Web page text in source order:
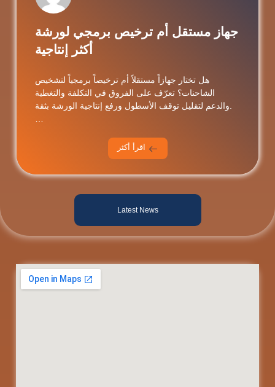
جهاز مستقل أم ترخيص برمجي لورشة
أكثر إنتاجية
هل تختار جهازاً مستقلاً أم ترخيصاً برمجياً لتشخيص
الشاحنات؟ تعرّف على الفروق في التكلفة والتغطية
والدعم لتقليل توقف الأسطول ورفع إنتاجية الورشة بثقة.
اقرأ أكثر
Latest News